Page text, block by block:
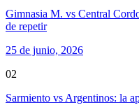
Gimnasia M. vs Central
de repetir
25 de junio, 2026
02
Sarmiento vs Argentinos: la